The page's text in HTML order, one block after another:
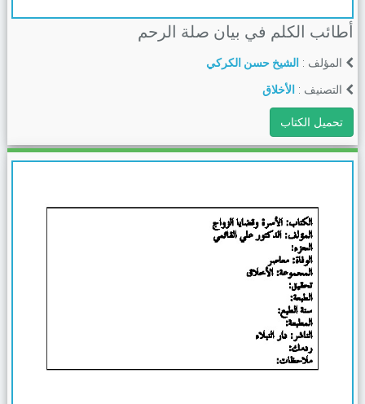
أطائب الكلم في بيان صلة الرحم
المؤلف : الشيخ حسن الكركي
التصنيف : الأخلاق
تحميل الكتاب